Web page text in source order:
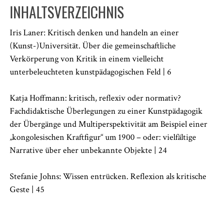
INHALTSVERZEICHNIS
Iris Laner: Kritisch denken und handeln an einer
(Kunst-)Universität. Über die gemeinschaftliche
Verkörperung von Kritik in einem vielleicht
unterbeleuchteten kunstpädagogischen Feld | 6
Katja Hoffmann: kritisch, reflexiv oder normativ?
Fachdidaktische Überlegungen zu einer Kunstpädagogik
der Übergänge und Multiperspektivität am Beispiel einer
„kongolesischen Kraftfigur“ um 1900 – oder: vielfältige
Narrative über eher unbekannte Objekte | 24
Stefanie Johns: Wissen entrücken. Reflexion als kritische
Geste | 45